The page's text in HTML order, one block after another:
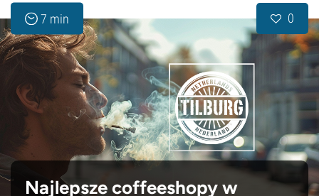
7 min 0
Najlepsze coffeeshopy w